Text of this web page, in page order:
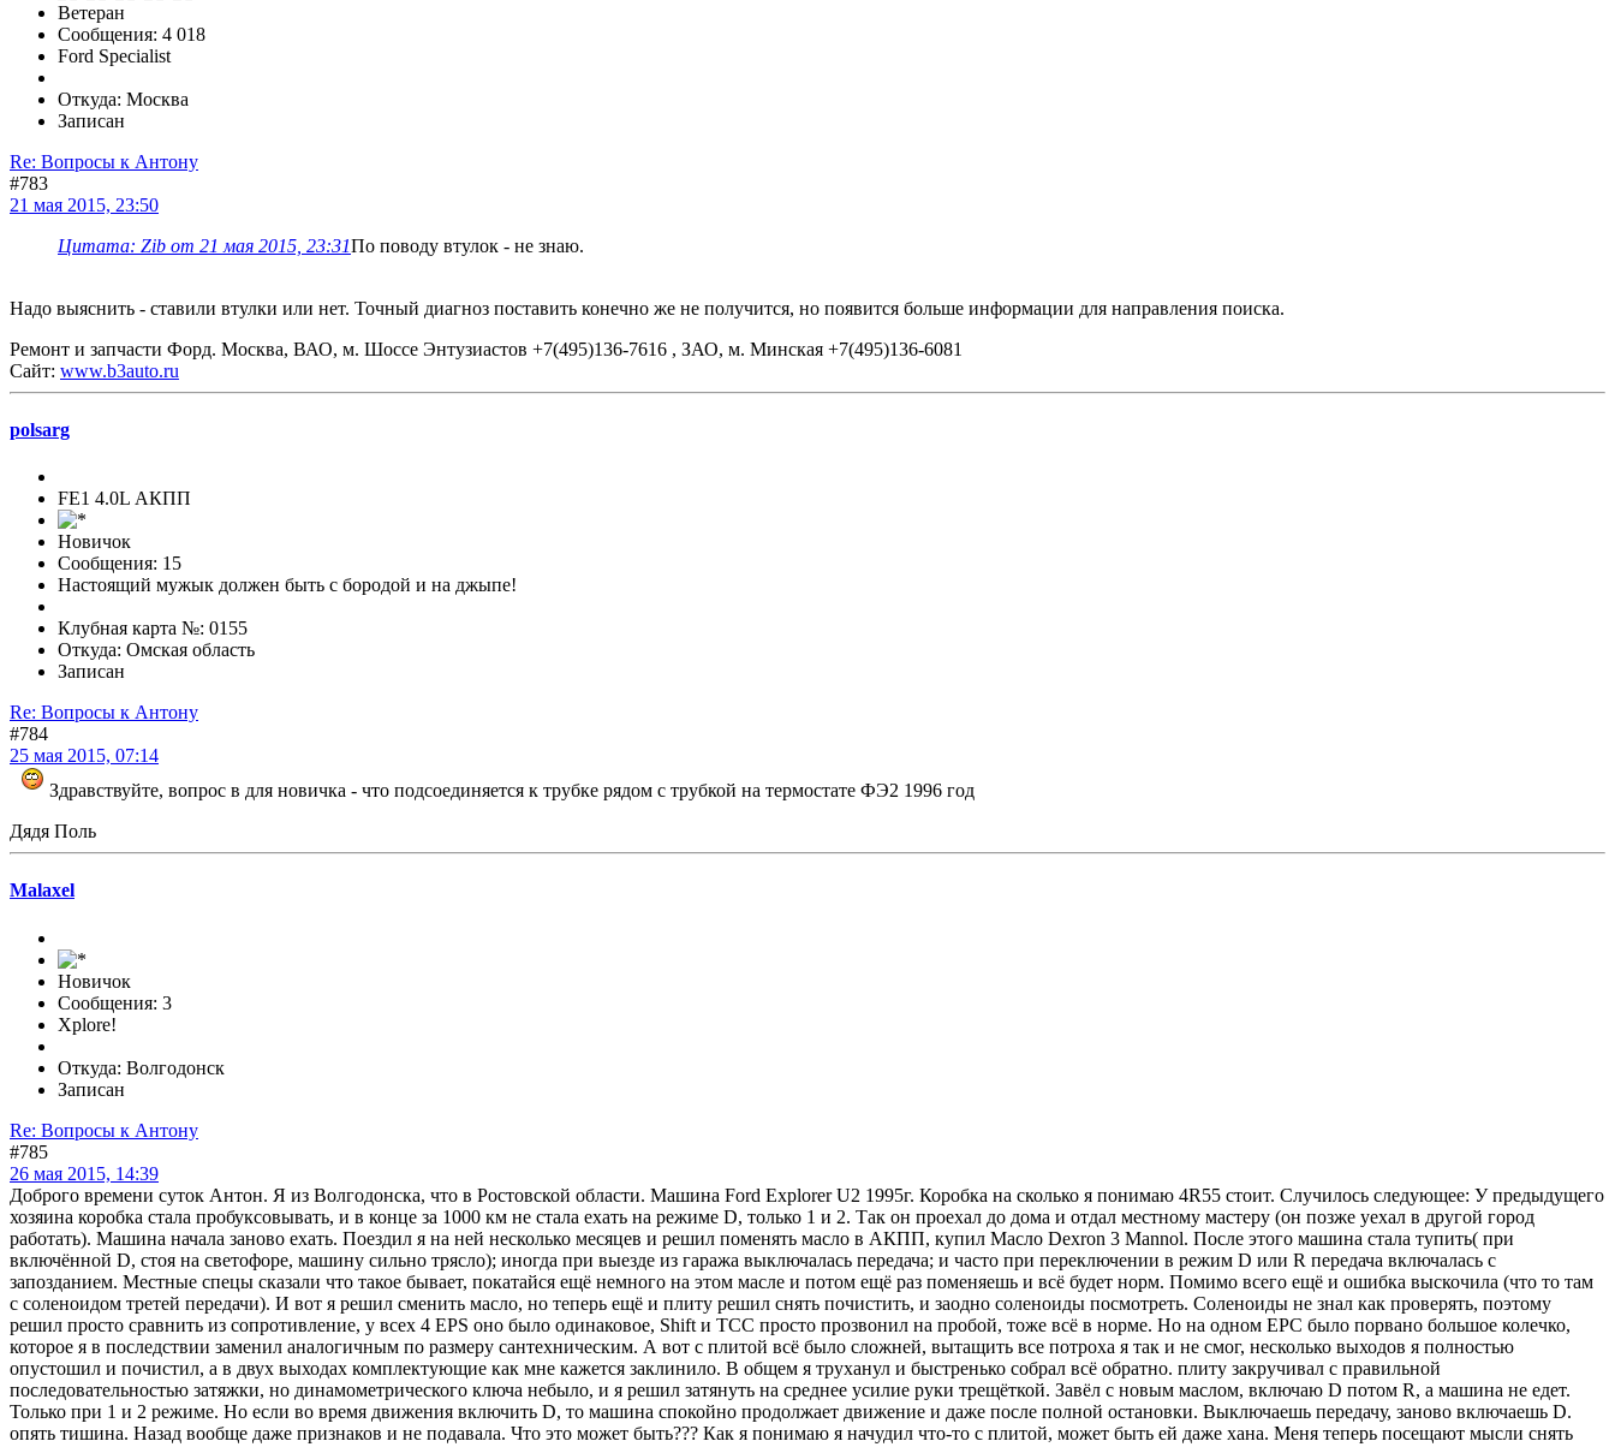
Ветеран
Сообщения: 4 018
Ford Specialist
Откуда: Москва
Записан
Re: Вопросы к Антону
#783
21 мая 2015, 23:50
Цитата: Zib от 21 мая 2015, 23:31По поводу втулок - не знаю.
Надо выяснить - ставили втулки или нет. Точный диагноз поставить конечно же не получится, но появится больше информации для направления поиска.
Ремонт и запчасти Форд. Москва, ВАО, м. Шоссе Энтузиастов +7(495)136-7616 , ЗАО, м. Минская +7(495)136-6081
Сайт: www.b3auto.ru
polsarg
FE1 4.0L АКПП
Новичок
Сообщения: 15
Настоящий мужык должен быть с бородой и на джыпе!
Клубная карта №: 0155
Откуда: Омская область
Записан
Re: Вопросы к Антону
#784
25 мая 2015, 07:14
Здравствуйте, вопрос в для новичка - что подсоединяется к трубке рядом с трубкой на термостате ФЭ2 1996 год
Дядя Поль
Malaxel
Новичок
Сообщения: 3
Xplore!
Откуда: Волгодонск
Записан
Re: Вопросы к Антону
#785
26 мая 2015, 14:39
Доброго времени суток Антон. Я из Волгодонска, что в Ростовской области. Машина Ford Explorer U2 1995г. Коробка на сколько я понимаю 4R55 стоит. Случилось следующее: У предыдущего
хозяина коробка стала пробуксовывать, и в конце за 1000 км не стала ехать на режиме D, только 1 и 2. Так он проехал до дома и отдал местному мастеру (он позже уехал в другой город
работать). Машина начала заново ехать. Поездил я на ней несколько месяцев и решил поменять масло в АКПП, купил Масло Dexron 3 Mannol. После этого машина стала тупить( при
включённой D, стоя на светофоре, машину сильно трясло); иногда при выезде из гаража выключалась передача; и часто при переключении в режим D или R передача включалась с
запозданием. Местные спецы сказали что такое бывает, покатайся ещё немного на этом масле и потом ещё раз поменяешь и всё будет норм. Помимо всего ещё и ошибка выскочила (что то там
с соленоидом третей передачи). И вот я решил сменить масло, но теперь ещё и плиту решил снять почистить, и заодно соленоиды посмотреть. Соленоиды не знал как проверять, поэтому
решил просто сравнить из сопротивление, у всех 4 EPS оно было одинаковое, Shift и TСС просто прозвонил на пробой, тоже всё в норме. Но на одном EPC было порвано большое колечко,
которое я в последствии заменил аналогичным по размеру сантехническим. А вот с плитой всё было сложней, вытащить все потроха я так и не смог, несколько выходов я полностью
опустошил и почистил, а в двух выходах комплектующие как мне кажется заклинило. В общем я труханул и быстренько собрал всё обратно. плиту закручивал с правильной
последовательностью затяжки, но динамометрического ключа небыло, и я решил затянуть на среднее усилие руки трещёткой. Завёл с новым маслом, включаю D потом R, а машина не едет.
Только при 1 и 2 режиме. Но если во время движения включить D, то машина спокойно продолжает движение и даже после полной остановки. Выключаешь передачу, заново включаешь D.
опять тишина. Назад вообще даже признаков и не подавала. Что это может быть??? Как я понимаю я начудил что-то с плитой, может быть ей даже хана. Меня теперь посещают мысли снять